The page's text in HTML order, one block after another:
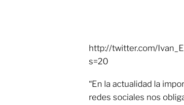
http://twitter.com/
s=20
“En la actualidad la
redes sociales nos